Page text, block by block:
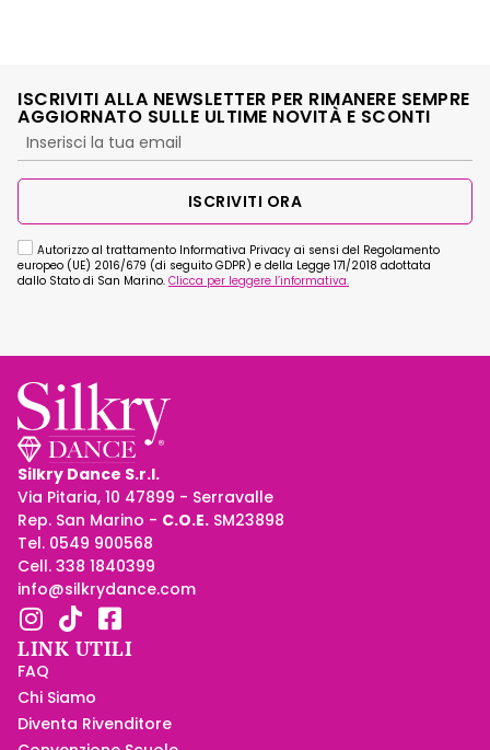
ISCRIVITI ALLA NEWSLETTER PER RIMANERE SEMPRE
AGGIORNATO SULLE ULTIME NOVITÀ E SCONTI
Autorizzo al trattamento Informativa Privacy ai sensi del Regolamento
europeo (UE) 2016/679 (di seguito GDPR) e della Legge 171/2018 adottata
dallo Stato di San Marino. Clicca per leggere l’informativa.
ISCRIVITI ORA
Silkry Dance S.r.l.
Via Pitaria, 10 47899 - Serravalle
Rep. San Marino - C.O.E. SM23898
Tel. 0549 900568
Cell. 338 1840399
info@silkrydance.com
LINK UTILI
FAQ
Chi Siamo
Diventa Rivenditore